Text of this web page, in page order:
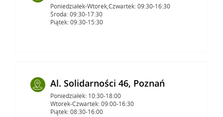
Poniedziałek-Wtorek,Czwartek: 09:30-16:30
Środa: 09:30-17:30
Piątek: 09:30-15:30
Al. Solidarności 46, Poznań
Poniedziałek: 10:30-18:00
Wtorek-Czwartek: 09:00-16:30
Piątek: 08:30-16:00